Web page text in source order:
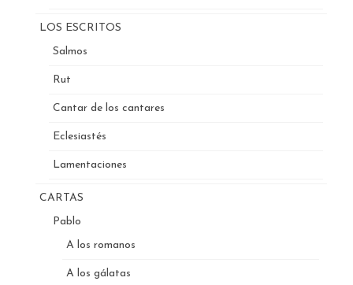
LOS ESCRITOS
Salmos
Rut
Cantar de los cantares
Eclesiastés
Lamentaciones
CARTAS
Pablo
A los romanos
A los gálatas